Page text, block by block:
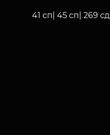
41 сп| 45 сп| 269 сд